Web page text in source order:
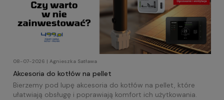
08-07-2026 | Agnieszka Satława
Akcesoria do kotłów na pellet
Bierzemy pod lupę akcesoria do kotłów na pellet, które
ułatwiają obsługę i poprawiają komfort ich użytkowania.